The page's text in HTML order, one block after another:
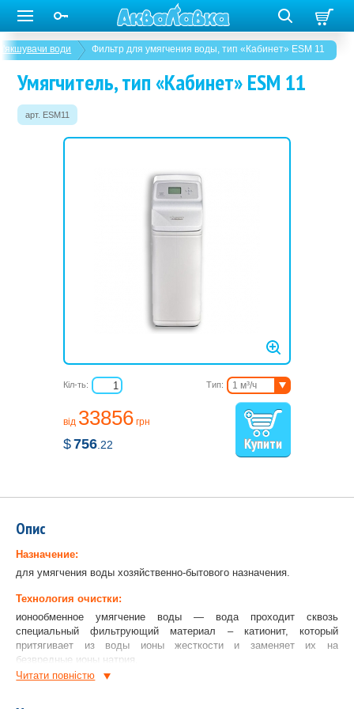
води Фильтр для умягчения воды, тип «Кабинет» ESM 11
Умягчитель, тип «Кабинет» ESM 11
арт. ESM11
від 33856 грн
$756 .22
Кіл-ть: Тип:
1 м³/ч
1 м³/ч
1,5 м³/ч
2 м³/ч
2,5 м³/ч
Опис
Назначение:
для умягчения воды хозяйственно-бытового назначения.
Технология очистки:
ионообменное умягчение воды — вода проходит сквозь
специальный фильтрующий материал – катионит, который
притягивает из воды ионы жесткости и заменяет их на
безвредные ионы натрия.
Читати повнiстю